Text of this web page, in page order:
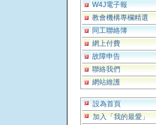
W4J電子報
教會機構專欄精選
同工聯絡簿
網上付費
故障申告
聯絡我們
網站維護
設為首頁
加入「我的最愛」